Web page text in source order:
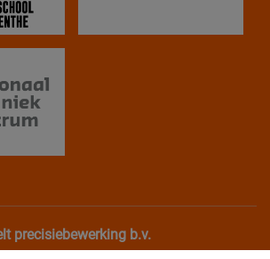
precisiebewerking b.v.